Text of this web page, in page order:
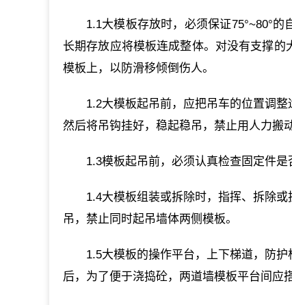
1.1大模板存放时，必须保证75°~80°
长期存放应将模板连成整体。对没有支撑
模板上，以防滑移倾倒伤人。
1.2大模板起吊前，应把吊车的位置调
然后将吊钩挂好，稳起稳吊，禁止用人力搬
1.3模板起吊前，必须认真检查固定件
1.4大模板组装或拆除时，指挥、拆除
吊，禁止同时起吊墙体两侧模板。
1.5大模板的操作平台，上下梯道，防
后，为了便于浇捣砼，两道墙模板平台间应